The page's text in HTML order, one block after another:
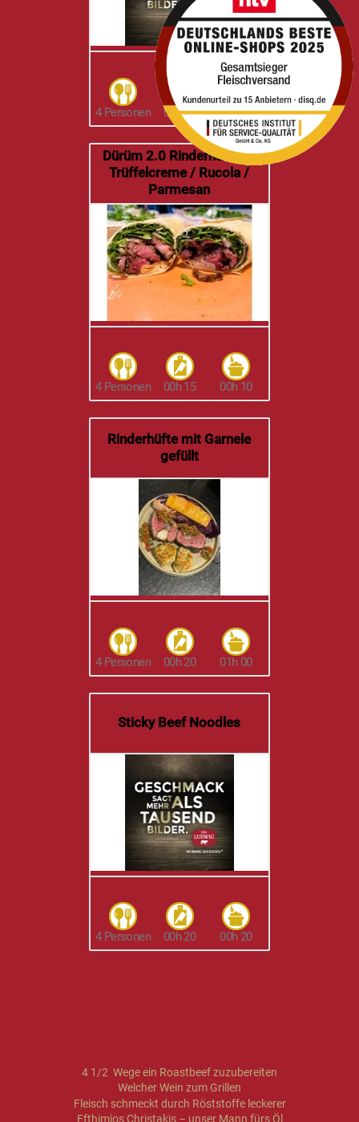
4 Personen 04h 15 00h 19
Dürüm 2.0 Rinderhuft mit
Trüffelcreme / Rucola /
Parmesan
4 Personen 00h 15 00h 10
Rinderhüfte mit Garnele
gefüllt
4 Personen 00h 20 01h 00
Sticky Beef Noodles
4 Personen 00h 20 00h 20
4 1/2 Wege ein Roastbeef zuzubereiten
Welcher Wein zum Grillen
Fleisch schmeckt durch Röststoffe leckerer
Efthimios Christakis – unser Mann fürs Öl